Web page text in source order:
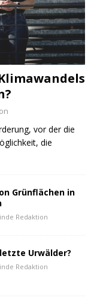
vor der die
die
Grünflächen in
Redaktion
Urwälder?
Redaktion